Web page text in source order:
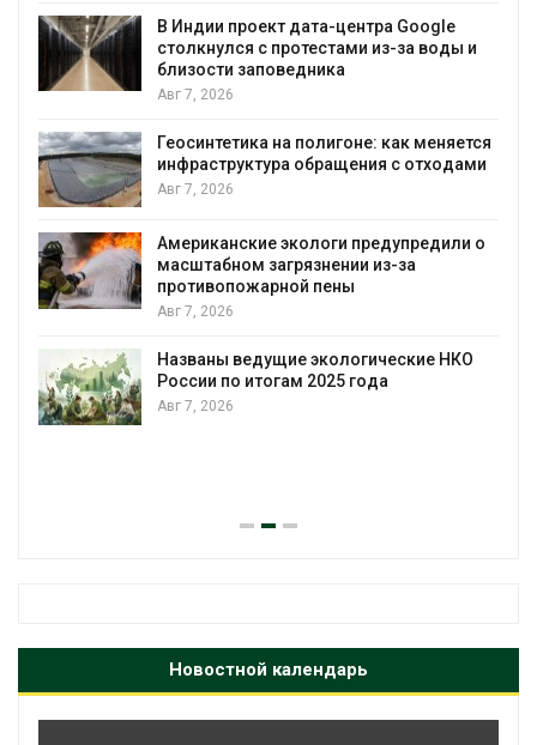
В Индии проект дата-центра Google
столкнулся с протестами из-за воды и
близости заповедника
Авг 7, 2026
Геосинтетика на полигоне: как меняется
инфраструктура обращения с отходами
Авг 7, 2026
Американские экологи предупредили о
масштабном загрязнении из-за
противопожарной пены
Авг 7, 2026
Названы ведущие экологические НКО
России по итогам 2025 года
Авг 7, 2026
Новостной календарь